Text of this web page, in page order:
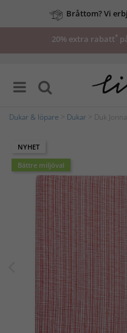
Bråttom? Vi
20% extra rabatt*
Dukar & löpare Dukar > Duk Jonna
NYHET
Bättre miljöval